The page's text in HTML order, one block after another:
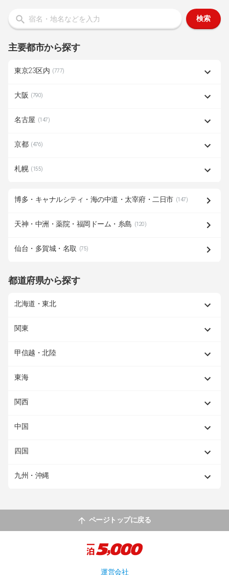
検索
主要都市から探す
東京23区内 (777)
大阪 (790)
名古屋 (147)
京都 (476)
札幌 (155)
博多・キャナルシティ・海の中道・太宰府・二日市 (147)
天神・中洲・薬院・福岡ドーム・糸島 (120)
仙台・多賀城・名取 (75)
都道府県から探す
北海道・東北
関東
甲信越・北陸
東海
関西
中国
四国
九州・沖縄
ページトップに戻る
運営会社